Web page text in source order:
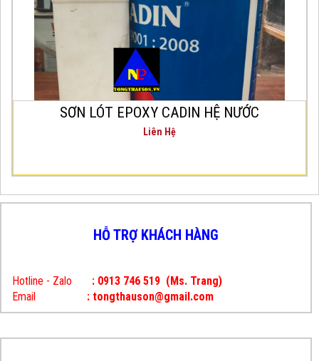
SƠN LÓT EPOXY CADIN HỆ NƯỚC
Liên Hệ
HỖ TRỢ KHÁCH HÀNG
Hotline - Zalo : 0913 746 519 (Ms. Trang)
Email : tongthauson@gmail.com